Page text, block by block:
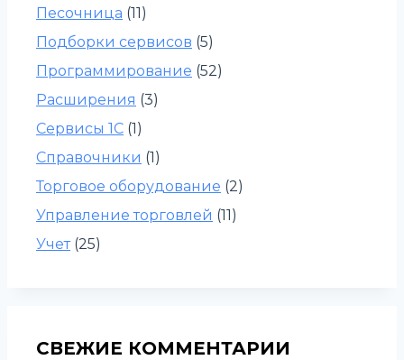
Песочница (11)
Подборки сервисов (5)
Программирование (52)
Расширения (3)
Сервисы 1С (1)
Справочники (1)
Торговое оборудование (2)
Управление торговлей (11)
Учет(25)
СВЕЖИЕ КОММЕНТАРИИ